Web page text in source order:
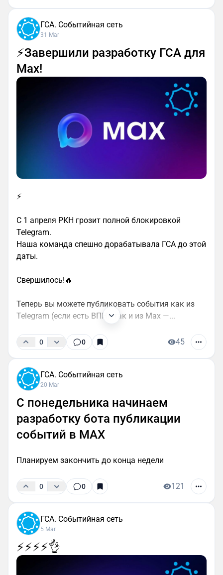
ГСА. Событийная сеть
31 Mar
⚡️Завершили разработку ГСА для
Max!
⚡️
С 1 апреля РКН грозит полной блокировкой
Telegram.
Наша команда спешно дорабатывала ГСА до этой
даты.
Свершилось!🔥
Теперь вы можете публиковать события как из
Telegram (если есть ВПН), так и из Max —...
0 0 45
ГСА. Событийная сеть
20 Mar
С понедельника начинаем
разработку бота публикации
событий в МАХ
Планируем закончить до конца недели
0 0 121
ГСА. Событийная сеть
5 Mar
⚡️⚡️⚡️⚡️👌